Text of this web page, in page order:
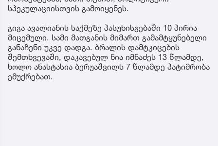
სპეკულაციისთვის გამოიყენეს.
გიგა ავალიანის საქმეზე პასუხისგებაში 10 პირია
მიცემული. სამი მათგანის მიმართ გამამტყუნებელი
განაჩენი უკვე დადგა. ბრალის დამტკიცების
შემთხვევაში, დაკავებულ ნია იმნაძეს 13 წლამდე,
ხოლო ანასტასია ბერუაშვილს 7 წლამდე პატიმრობა
ემუქრებათ.